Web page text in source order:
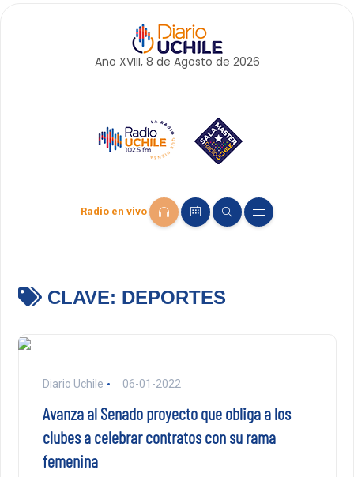
Año XVIII, 8 de Agosto de 2026
Radio en vivo
CLAVE: DEPORTES
Diario Uchile 06-01-2022
Avanza al Senado proyecto que obliga a los
clubes a celebrar contratos con su rama
femenina